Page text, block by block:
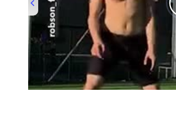
00:00 /01:05